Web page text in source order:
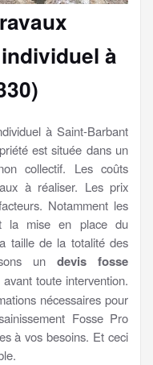
à
à Saint-Barbant
est située dans un
collectif. Les coûts
à réaliser. Les prix
Notamment les
la mise en place du
taille de la totalité des
un devis fosse
toute intervention.
nécessaires pour
Fosse Pro
à vos besoins. Et ceci